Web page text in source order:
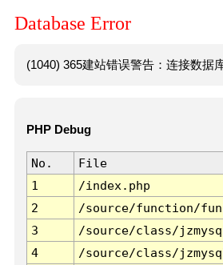
Database Error
(1040) 365建站错误警告：连接数据
PHP Debug
No. File
1
/index.php
2
/source/function/
3
/source/class/
4
/source/class/